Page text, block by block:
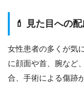
💄 見た目への
女性患者の多くが気
に顔面や首、腕など
合、手術による傷跡